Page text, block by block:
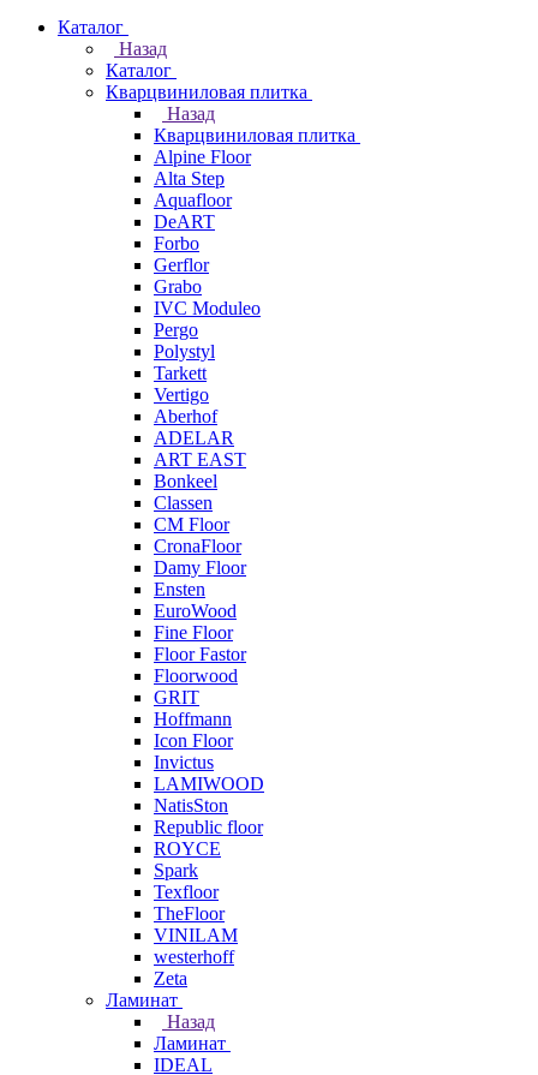
Каталог
Назад
Каталог
Кварцвиниловая плитка
Назад
Кварцвиниловая плитка
Alpine Floor
Alta Step
Aquafloor
DeART
Forbo
Gerflor
Grabo
IVC Moduleo
Pergo
Polystyl
Tarkett
Vertigo
Aberhof
ADELAR
ART EAST
Bonkeel
Classen
CM Floor
CronaFloor
Damy Floor
Ensten
EuroWood
Fine Floor
Floor Fastor
Floorwood
GRIT
Hoffmann
Icon Floor
Invictus
LAMIWOOD
NatisSton
Republic floor
ROYCE
Spark
Texfloor
TheFloor
VINILAM
westerhoff
Zeta
Ламинат
Назад
Ламинат
IDEAL